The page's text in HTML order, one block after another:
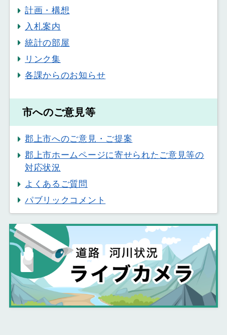
計画・構想
入札案内
統計の部屋
リンク集
各課からのお知らせ
市へのご意見等
郡上市へのご意見・ご提案
郡上市ホームページに寄せられたご意見等の
対応状況
よくあるご質問
パブリックコメント